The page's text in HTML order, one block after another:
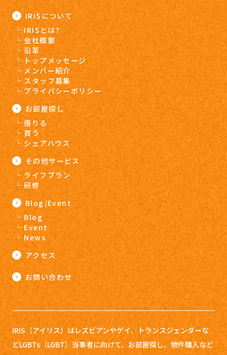
IRISについて
IRISとは?
会社概要
沿革
トップメッセージ
メンバー紹介
スタッフ募集
プライバシーポリシー
お部屋探し
借りる
買う
シェアハウス
その他サービス
ライフプラン
研修
Blog/Event
Blog
Event
News
アクセス
お問い合わせ
IRIS（アイリス）はレズビアンやゲイ、トランスジェンダーな
どLGBTs（LGBT）当事者に向けて、お部屋探し、 物件購入など